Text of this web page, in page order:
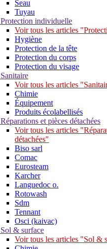
Seau
Tuyau
Protection individuelle
Voir tous les articles
Hygiène
Protection de la tête
Protection du corps
Protection du visage
Sanitaire
Voir tous les articles
Chimie
Équipement
Produits écolabellisés
Réparations et pièces détachées
Voir tous les articles
détachées"
Biso sarl
Comac
Eurosteam
Karcher
Languedoc o.
Rotowash
Sdm
Tennant
Osci (kaivac)
Sol & surface
Voir tous les articles "Sol &